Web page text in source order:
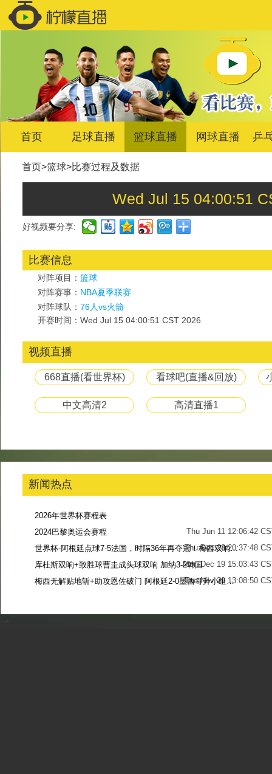
首页 足球直播 篮球直播 网球直播 乒
首页>篮球>比赛过程及数据
Wed Jul 15 04:00:51
好视频要分享:
比赛信息
对阵项目： 篮球
对阵赛事： NBA夏季联赛
对阵球队： 76人vs火箭
开赛时间：Wed Jul 15 04:00:51 CST 2026
视频直播
668直播(看世界杯) 看球吧(直播&回放)
中文高清2 高清直播1
新闻热点
2026年世界杯赛程表
Thu Jun 11 12:06:42
2024巴黎奥运会赛程
Thu Dec 28 20:37:48
世界杯-阿根廷点球7-5法国，时隔36年再夺冠！梅西双响姆巴佩戴帽
Mon Dec 19 15:03:43
库杜斯双响+致胜球曹圭成头球双响 加纳3-2韩国
Tue Nov 29 13:08:50
梅西无解贴地斩+助攻恩佐破门 阿根廷2-0墨西哥升小组第二